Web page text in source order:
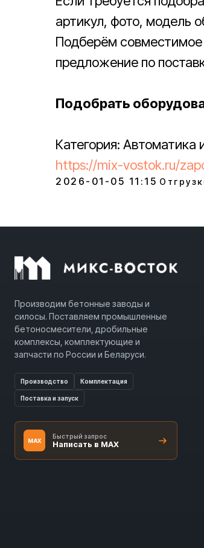
артикул, фото, модель
Подберём совместимое
предложение по
Подобрать
Категория:
https://mix-vostok.ru/
2026-01-05 11:15
Производим бетонные заводы и
силосы. Поставляем промышленные
бетоносмесители, дробильные
комплексы, комплектующие и
запчасти по России и Беларуси.
Производство Комплектация
Поставка и запуск
MAX
Быстрый запрос
Написать в MAX